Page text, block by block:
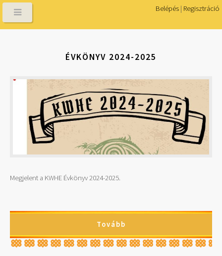
Belépés | Regisztráció
ÉVKÖNYV 2024-2025
Megjelent a KWHE Évkönyv 2024-2025.
Tovább